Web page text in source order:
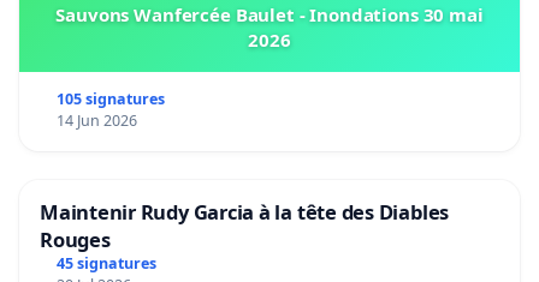
Sauvons Wanfercée Baulet - Inondations 30 mai
2026
105 signatures
14 Jun 2026
Maintenir Rudy Garcia à la tête des Diables
Rouges
45 signatures